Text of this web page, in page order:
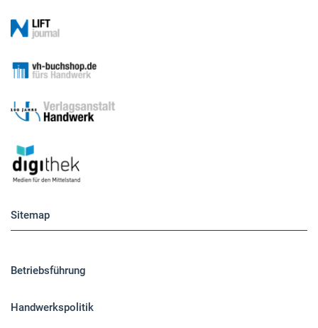
Sitemap
Betriebsführung
Handwerkspolitik